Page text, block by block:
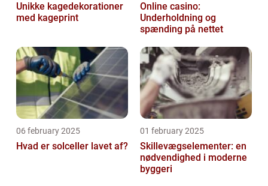
Unikke kagedekorationer
med kageprint
Online casino:
Underholdning og
spænding på nettet
06 february 2025
Hvad er solceller lavet af?
01 february 2025
Skillevægselementer: en
nødvendighed i moderne
byggeri